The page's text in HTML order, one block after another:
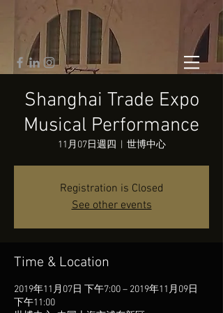
Shanghai Trade Expo
Musical Performance
11月07日週四 世博中心
Registration is Closed
See other events
Time & Location
2019年11月07日 下午7:00 – 2019年11月09日
下午11:00